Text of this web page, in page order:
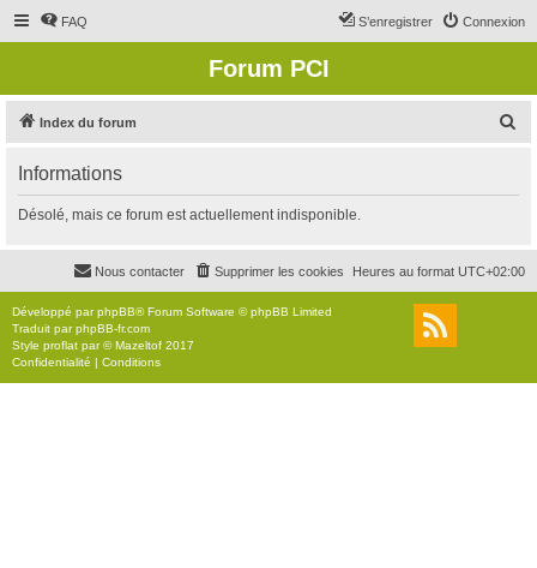
FAQ Connexion
S’enregistrer
Forum PCI
Index du forum
r
c
r
Informations
Désolé, mais ce forum est actuellement indisponible.
Heures au format UTC+02:00
Supprimer les cookies
Nous contacter
Développé parphpBB® Forum Software © phpBB Limited
Traduit parphpBB-fr.com
Style proflat par ©Mazeltof 2017
Confidentialité | Conditions